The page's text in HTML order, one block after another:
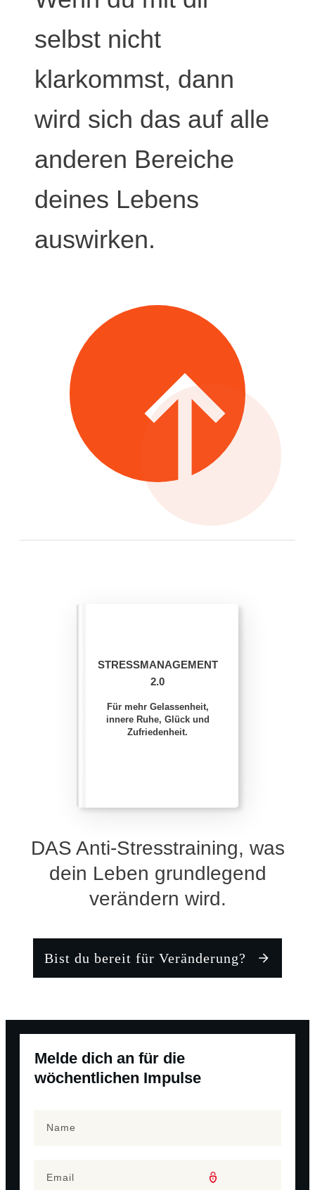
selbst nicht
klarkommst, dann
wird sich das auf alle
anderen Bereiche
deines Lebens
auswirken.
DAS Anti-Stresstraining, was
dein Leben grundlegend
verändern wird.
Bist du bereit für Veränderung?
STRESSMANAGEMENT
2.0
Für mehr Gelassenheit,
innere Ruhe, Glück und
Zufriedenheit.
Melde dich an für die
wöchentlichen Impulse